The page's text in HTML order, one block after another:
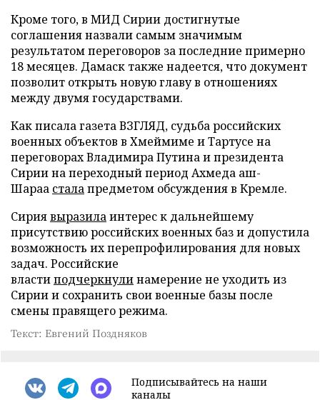
Кроме того, в МИД Сирии достигнутые
соглашения назвали самым значимым
результатом переговоров за последние примерно
18 месяцев. Дамаск также надеется, что документ
позволит открыть новую главу в отношениях
между двумя государствами.
Как писала газета ВЗГЛЯД, судьба российских
военных объектов в Хмеймиме и Тартусе на
переговорах Владимира Путина и президента
Сирии на переходный период Ахмеда аш-
Шараа сталапредметом обсуждения в Кремле.
Сириявыразилаинтерес к дальнейшему
присутствию российских военных баз и допустила
возможность их перепрофилирования для новых
задач. Российские
властиподчеркнулинамерение не уходить из
Сирии и сохранить свои военные базы после
смены правящего режима.
Текст: Евгений Поздняков
Подписывайтесь на наши
каналы